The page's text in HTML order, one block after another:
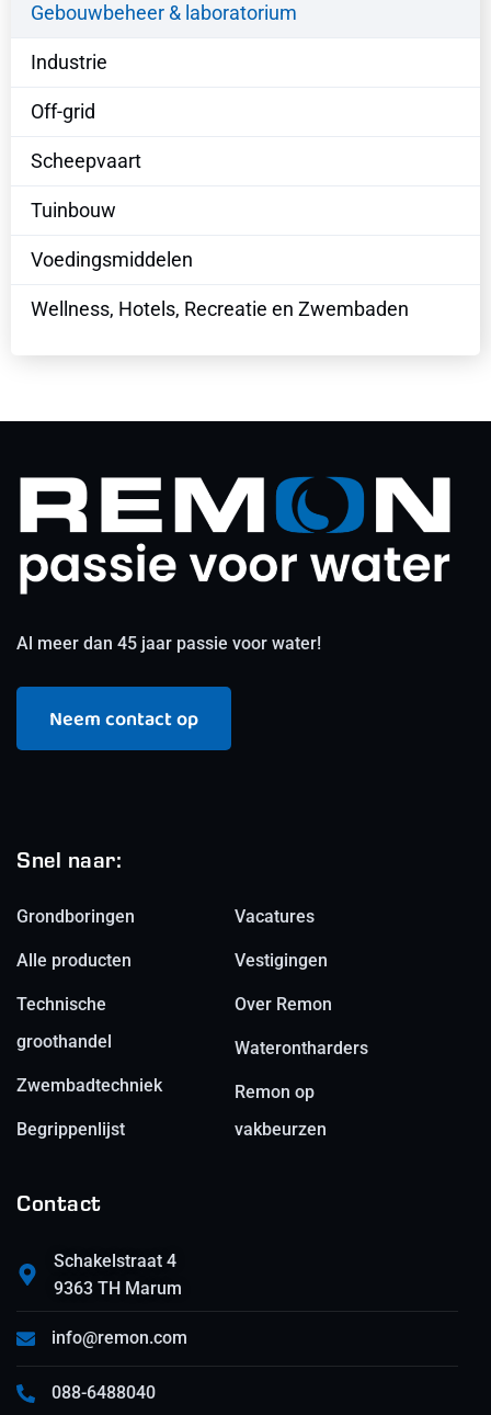
Gebouwbeheer & laboratorium
Industrie
Off-grid
Scheepvaart
Tuinbouw
Voedingsmiddelen
Wellness, Hotels, Recreatie en Zwembaden
Al meer dan 45 jaar passie voor water!
Neem contact op
Snel naar:
Grondboringen
Alle producten
Technische
groothandel
Zwembadtechniek
Begrippenlijst
Vacatures
Vestigingen
Over Remon
Waterontharders
Remon op
vakbeurzen
Contact
Schakelstraat 4
9363 TH Marum
info@remon.com
088-6488040